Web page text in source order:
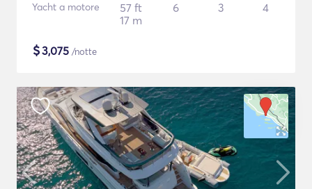
Yacht a motore
57 ft
17 m
6 3 4
$3,075 /notte